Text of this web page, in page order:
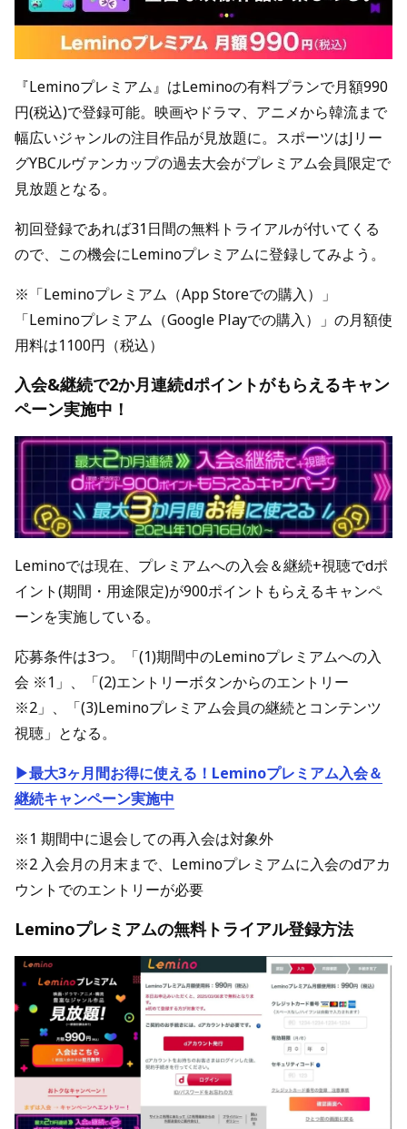
『Leminoプレミアム』はLeminoの有料プランで月額990
円(税込)で登録可能。映画やドラマ、アニメから韓流まで
幅広いジャンルの注目作品が見放題に。スポーツはJリー
グYBCルヴァンカップの過去大会がプレミアム会員限定で
見放題となる。
初回登録であれば31日間の無料トライアルが付いてくる
ので、この機会にLeminoプレミアムに登録してみよう。
※「Leminoプレミアム（App Storeでの購入）」
「Leminoプレミアム（Google Playでの購入）」の月額使
用料は1100円（税込）
入会&継続で2か月連続dポイントがもらえるキャン
ペーン実施中！
Leminoでは現在、プレミアムへの入会＆継続+視聴でdポ
イント(期間・用途限定)が900ポイントもらえるキャンペ
ーンを実施している。
応募条件は3つ。「(1)期間中のLeminoプレミアムへの入
会 ※1」、「(2)エントリーボタンからのエントリー
※2」、「(3)Leminoプレミアム会員の継続とコンテンツ
視聴」となる。
▶最大3ヶ月間お得に使える！Leminoプレミアム入会＆
継続キャンペーン実施中
※1 期間中に退会しての再入会は対象外
※2 入会月の月末まで、Leminoプレミアムに入会のdアカ
ウントでのエントリーが必要
Leminoプレミアムの無料トライアル登録方法